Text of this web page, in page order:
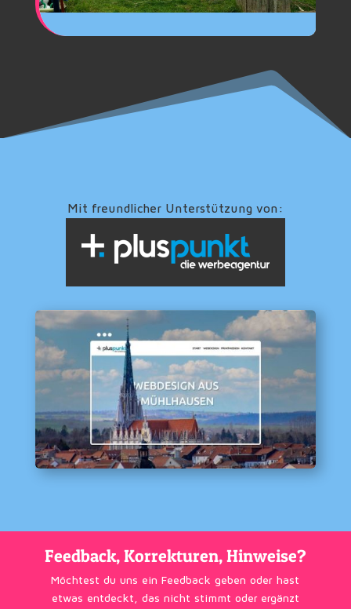
Mit freundlicher Unterstützung von:
Feedback, Korrekturen, Hinweise?
Möchtest du uns ein Feedback geben oder hast
etwas entdeckt, das nicht stimmt oder ergänzt